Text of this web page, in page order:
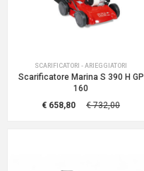
SCARIFICATORI - ARIEGGIATORI
Scarificatore Marina S 390 H GP
160
€ 658,80
€ 732,00